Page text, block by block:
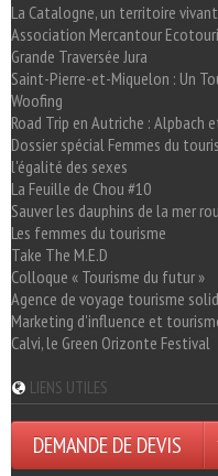
La Catalogne, un territoire
Association Mercantour
Grande Traversée Jura
Saint-Pierre-et-Miquelon : Un
Woofing
Road Trip en Autriche : Alpbach
Dossier spécial Femmes du
l'égalité des sexes
La Feuille de Chou #10
Sauver les dauphins de la mer
Les femmes du tourisme
Take The M.E.D
Colloque « Tourisme du futur »
Agence de voyage tourisme
Marketing d'influence et
Calvi, le Green Orizonte Festival
LIENS UTILES
DEMANDE DE DEVIS